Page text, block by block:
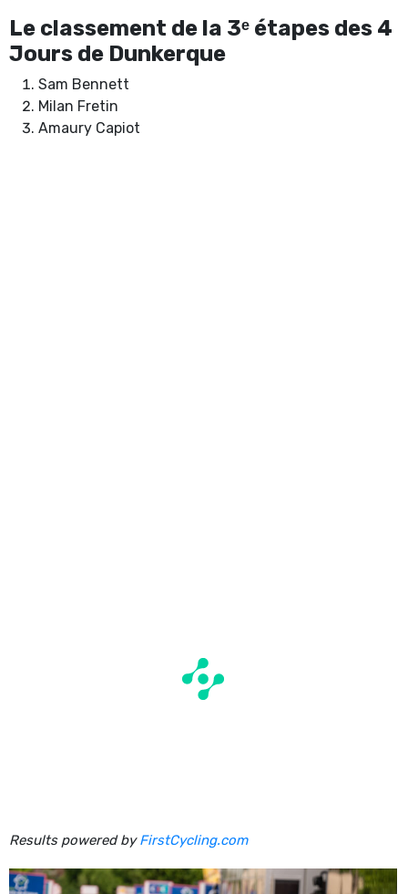
Le classement de la 3ᵉ étapes des 4
Jours de Dunkerque
Sam Bennett
Milan Fretin
Amaury Capiot
Results powered byFirstCycling.com